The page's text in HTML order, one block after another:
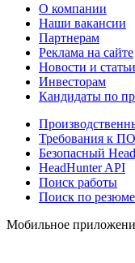
О компании
Наши вакансии
Партнерам
Реклама на сайте
Новости и статьи
Инвесторам
Кандидаты по
Требования к ПО
Безопасный
HeadHunter API
Поиск работы
Поиск по резюме
Мобильное